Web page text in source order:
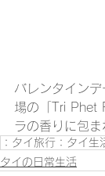
バレンタイン
場の「Tri Phet
ラの香りに包ま
タイの日常生活